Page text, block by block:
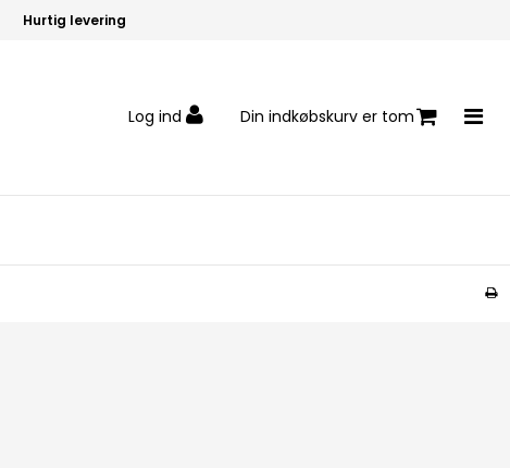
Hurtig levering
Log ind Din indkøbskurv er tom